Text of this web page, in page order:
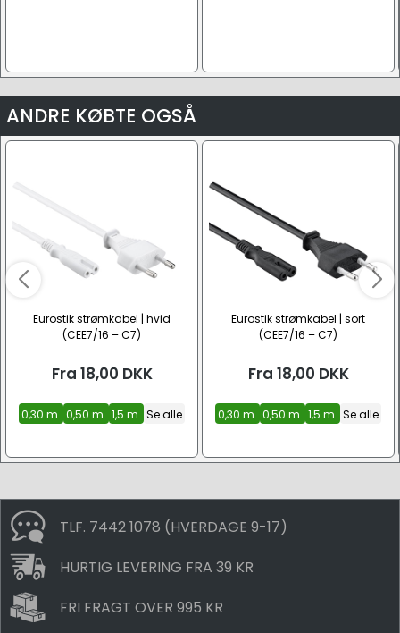
ANDRE KØBTE OGSÅ
Eurostik strømkabel | hvid
(CEE7/16 – C7)
Fra 18,00 DKK
0,30 m. 0,50 m. 1,5 m. Se alle
Eurostik strømkabel | sort
(CEE7/16 – C7)
Fra 18,00 DKK
0,30 m. 0,50 m. 1,5 m. Se alle
TLF. 7442 1078 (HVERDAGE 9-17)
HURTIG LEVERING FRA 39 KR
FRI FRAGT OVER 995 KR